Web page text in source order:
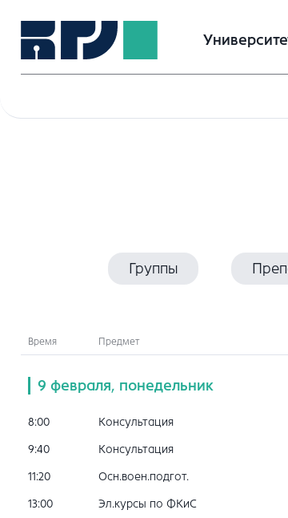
Группы
Время Предмет
9 февраля, понедельник
8:00 Консультация
9:40 Консультация
11:20 Осн.воен.подгот.
13:00 Эл.курсы по ФКиС